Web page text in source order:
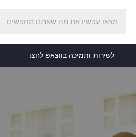
לשירות ותמיכה בווצאפ לחצו